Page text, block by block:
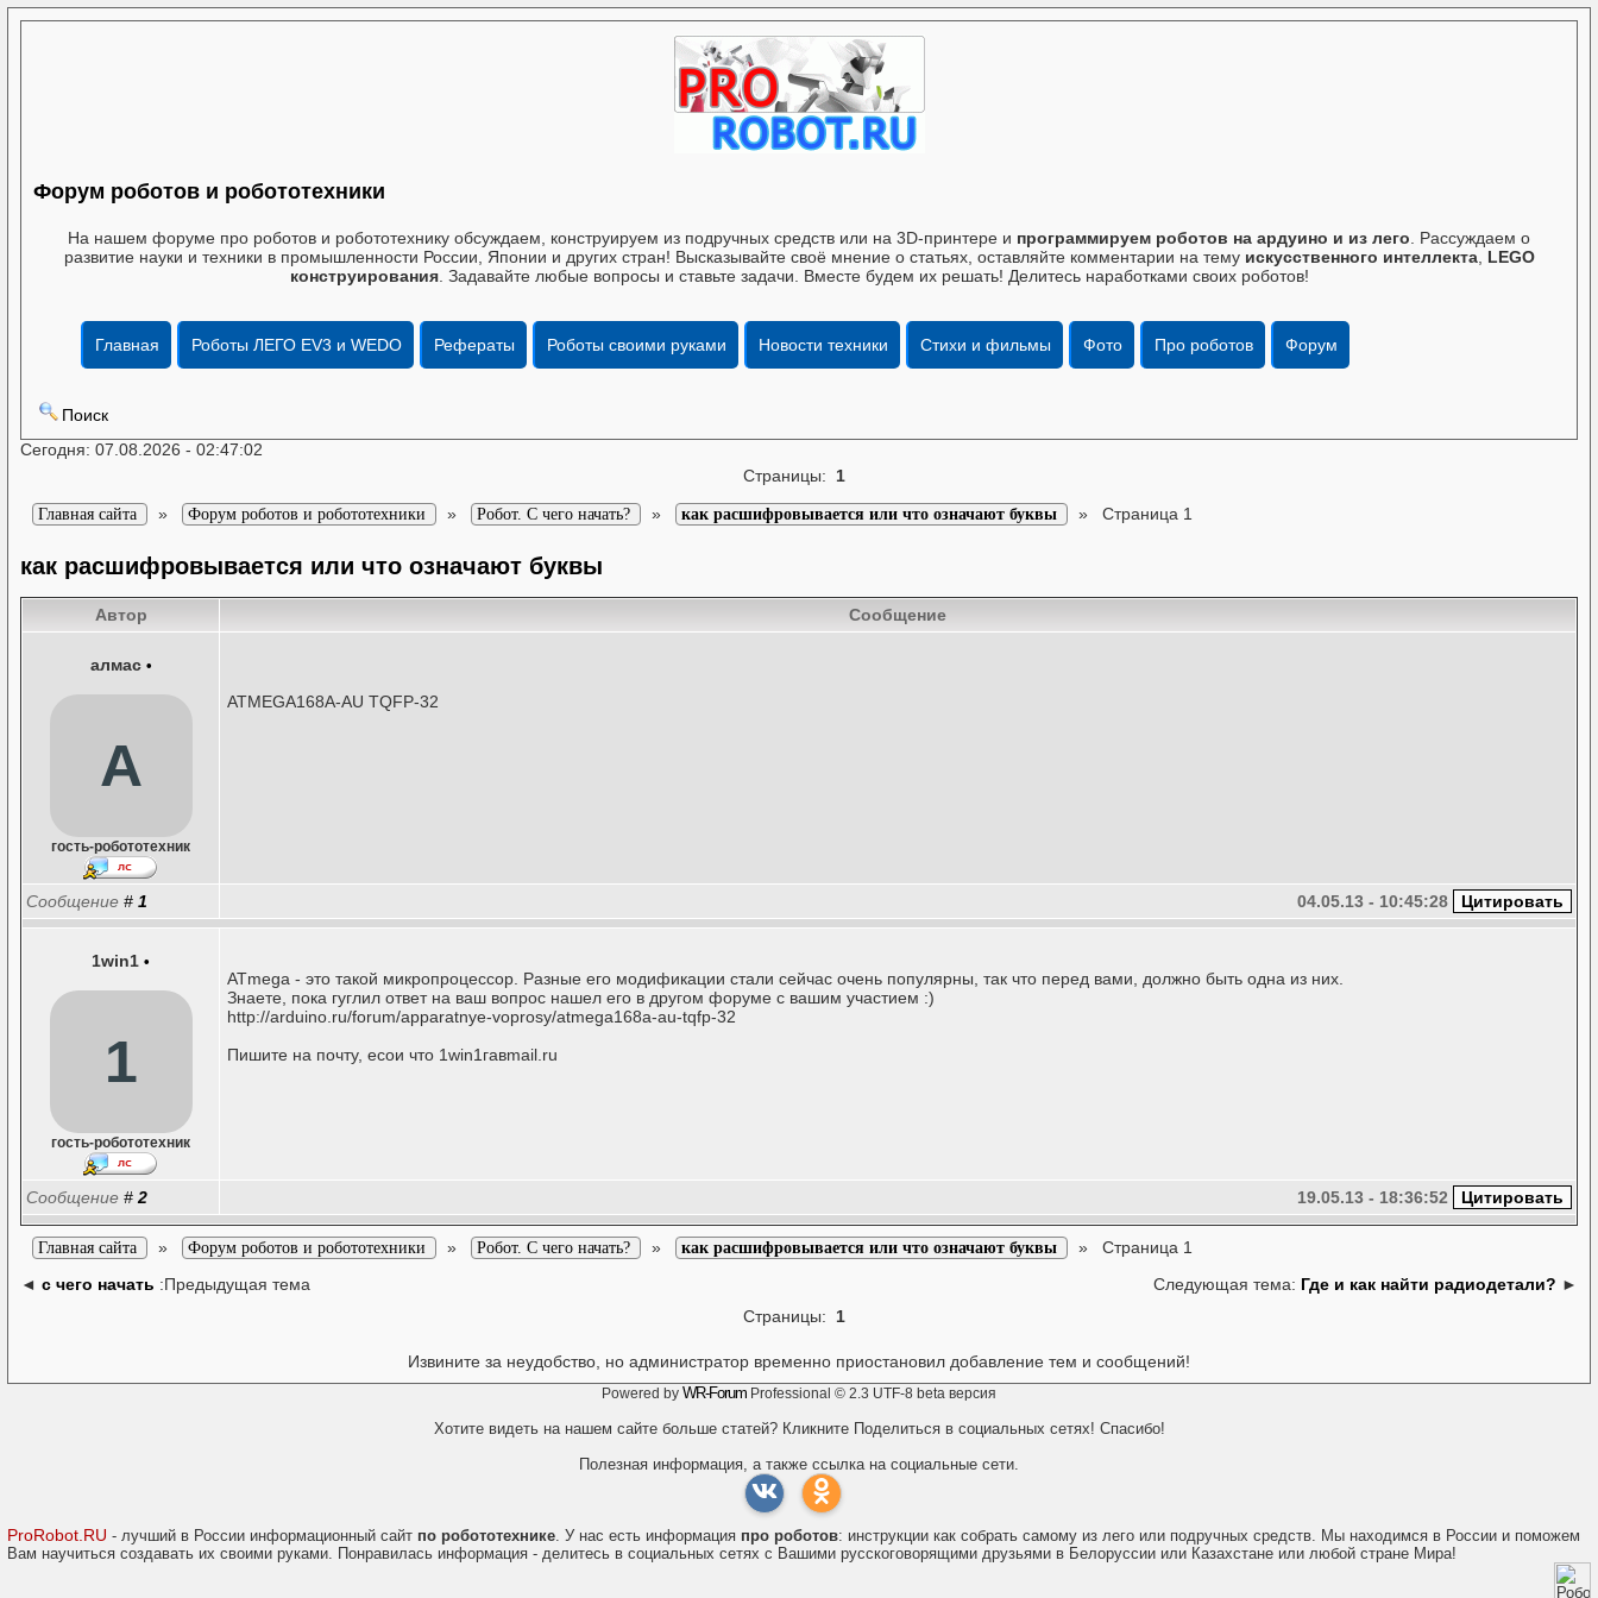
Форум роботов и робототехники
На нашем форуме про роботов и робототехнику обсуждаем, конструируем из подручных средств или на 3D-принтере и программируем роботов на ардуино и из лего . Рассуждаем о
развитие науки и техники в промышленности России, Японии и других стран! Высказывайте своё мнение о статьях, оставляйте комментарии на тему искусственного интеллекта, LEGO
конструирования. Задавайте любые вопросы и ставьте задачи. Вместе будем их решать! Делитесь наработками своих роботов!
Главная Роботы ЛЕГО EV3 и WEDO Рефераты Роботы своими руками Новости техники Стихи и фильмы Фото Про роботов Форум
Поиск
Сегодня: 07.08.2026 - 02:47:02
Страницы: 1
Главная сайта » Форум роботов и робототехники » Робот. С чего начать? » как расшифровывается или что означают буквы » Страница 1
как расшифровывается или что означают буквы
Автор Сообщение
алмас •
А
гость-робототехник
ATMEGA168A-AU TQFP-32
Сообщение # 1 04.05.13 - 10:45:28
1win1 •
1
гость-робототехник
ATmega - это такой микропроцессор. Разные его модификации стали сейчас очень популярны, так что перед вами, должно быть одна из них.
Знаете, пока гуглил ответ на ваш вопрос нашел его в другом форуме с вашим участием :)
http://arduino.ru/forum/apparatnye-voprosy/atmega168a-au-tqfp-32
Пишите на почту, есои что 1win1гавmail.ru
Сообщение # 2 19.05.13 - 18:36:52
Главная сайта » Форум роботов и робототехники » Робот. С чего начать? » как расшифровывается или что означают буквы » Страница 1
◄ с чего начать :Предыдущая тема Следующая тема: Где и как найти радиодетали? ►
Страницы: 1
Извините за неудобство, но администратор временно приостановил добавление тем и сообщений!
Powered by WR-Forum Professional © 2.3 UTF-8 beta версия
Хотите видеть на нашем сайте больше статей? Кликните Поделиться в социальных сетях! Спасибо!
Полезная информация, а также ссылка на социальные сети.
ProRobot.RU - лучший в России информационный сайт по робототехнике. У нас есть информация про роботов: инструкции как собрать самому из лего или подручных средств. Мы находимся в России и поможем
Вам научиться создавать их своими руками. Понравилась информация - делитесь в социальных сетях с Вашими русскоговорящими друзьями в Белоруссии или Казахстане или любой стране Мира!